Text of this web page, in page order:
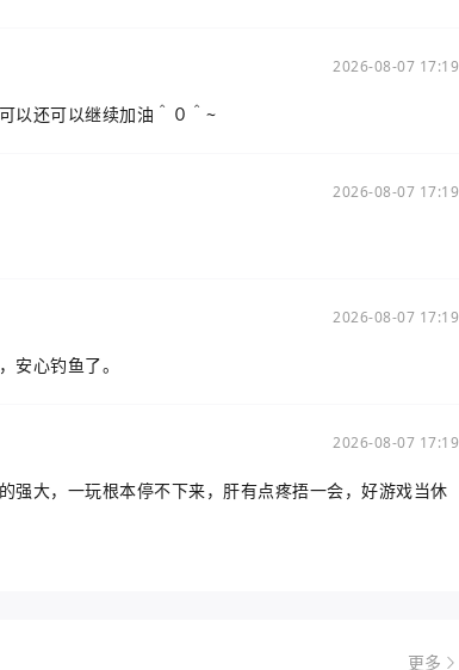
2026-08-07 17:19
以还可以继续加油＾０＾~
2026-08-07 17:19
2026-08-07 17:19
安心钓鱼了。
2026-08-07 17:19
强大，一玩根本停不下来，肝有点疼捂一会，好游戏当休
更多